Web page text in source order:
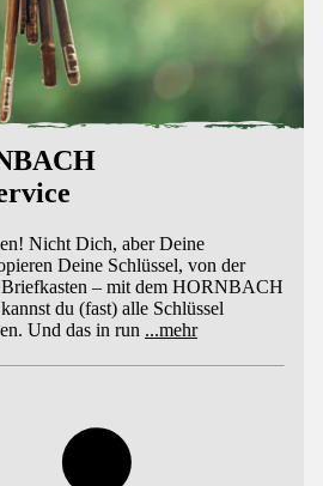
Nicht Dich, aber Deine
Deine Schlüssel, von der
– mit dem HORNBACH
du (fast) alle Schlüssel
Und das in run ...mehr